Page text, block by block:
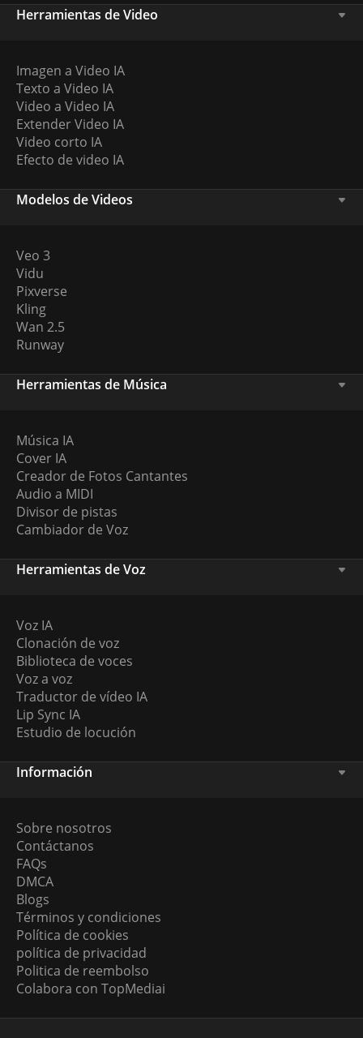
Herramientas de Video
Imagen a Video IA
Texto a Video IA
Video a Video IA
Extender Video IA
Video corto IA
Efecto de video IA
Modelos de Videos
Veo 3
Vidu
Pixverse
Kling
Wan 2.5
Runway
Herramientas de Música
Música IA
Cover IA
Creador de Fotos Cantantes
Audio a MIDI
Divisor de pistas
Cambiador de Voz
Herramientas de Voz
Voz IA
Clonación de voz
Biblioteca de voces
Voz a voz
Traductor de vídeo IA
Lip Sync IA
Estudio de locución
Información
Sobre nosotros
Contáctanos
FAQs
DMCA
Blogs
Términos y condiciones
Política de cookies
política de privacidad
Politica de reembolso
Colabora con TopMediai